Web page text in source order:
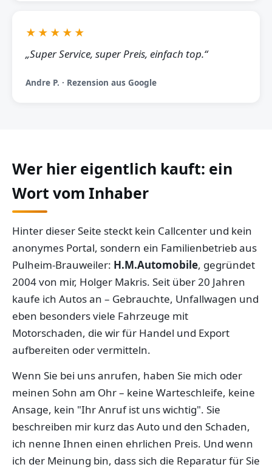
★★★★★
„Super Service, super Preis, einfach top.“
Andre P. · Rezension aus Google
Wer hier eigentlich kauft: ein
Wort vom Inhaber
Hinter dieser Seite steckt kein Callcenter und kein
anonymes Portal, sondern ein Familienbetrieb aus
Pulheim-Brauweiler: H.M.Automobile, gegründet
2004 von mir, Holger Makris. Seit über 20 Jahren
kaufe ich Autos an – Gebrauchte, Unfallwagen und
eben besonders viele Fahrzeuge mit
Motorschaden, die wir für Handel und Export
aufbereiten oder vermitteln.
Wenn Sie bei uns anrufen, haben Sie mich oder
meinen Sohn am Ohr – keine Warteschleife, keine
Ansage, kein "Ihr Anruf ist uns wichtig". Sie
beschreiben mir kurz das Auto und den Schaden,
ich nenne Ihnen einen ehrlichen Preis. Und wenn
ich der Meinung bin, dass sich die Reparatur für Sie